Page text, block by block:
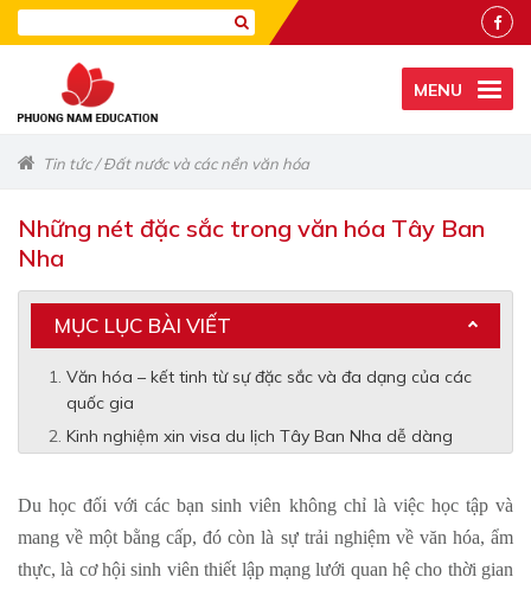
MENU
Tin tức/Đất nước và các nền văn hóa
Những nét đặc sắc trong văn hóa Tây Ban
Nha
MỤC LỤC BÀI VIẾT
Văn hóa – kết tinh từ sự đặc sắc và đa dạng của các
quốc gia
Kinh nghiệm xin visa du lịch Tây Ban Nha dễ dàng
Du học đối với các bạn sinh viên không chỉ là việc học tập và
mang về một bằng cấp, đó còn là sự trải nghiệm về văn hóa, ẩm
thực, là cơ hội sinh viên thiết lập mạng lưới quan hệ cho thời gian